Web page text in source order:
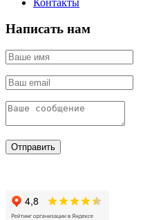
Написать нам
Отправить